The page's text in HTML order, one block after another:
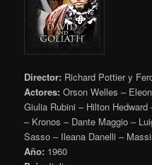
Director: Richard Pottier y
Actores: Orson Welles –
Giulia Rubini – Hilton
– Kronos – Dante Maggio –
Sasso – Ileana Danelli –
Año: 1960